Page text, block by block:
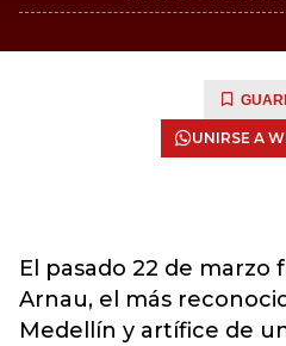
UNIRSE A
El pasado 22 de marzo
Arnau, el más
Medellín y artífice de